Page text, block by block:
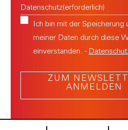
Datenschutz(erforderlich)
Ich bin mit der Speicherung
meiner Daten durch diese
einverstanden. -
ZUM
ANMELDEN
l